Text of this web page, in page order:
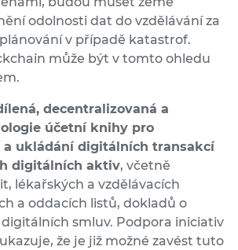
odolnosti dat do vzdělávání za
v případě katastrof.
může být v tomto ohledu
decentralizovaná a
účetní knihy pro
a ukládání digitálních transakcí
digitálních aktiv, včetně
lékařských a vzdělávacích
a oddacích listů, dokladů o
smluv. Podpora iniciativ
že je již možné zavést tuto